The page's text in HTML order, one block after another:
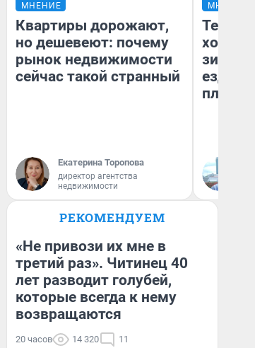
МНЕНИЕ
Квартиры дорожают,
но дешевеют: почему
рынок недвижимости
сейчас такой странный
Екатерина Торопова
директор агентства
недвижимости
МНЕНИЕ
Тепло
зимой.
ездит
плюсы
РЕКОМЕНДУЕМ
«Не привози их мне в
третий раз». Читинец 40
лет разводит голубей,
которые всегда к нему
возвращаются
20 часов 14 320 11